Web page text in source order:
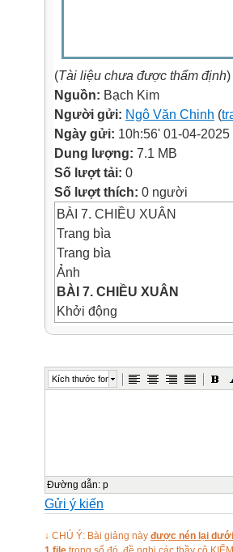
(Tài liệu chưa được thẩm định)
Nguồn: Bạch Kim
Người gửi: Ngô Văn Chinh (
Ngày gửi: 10h:56' 01-04-2025
Dung lượng: 7.1 MB
Số lượt tải: 0
Số lượt thích: 0 người
BÀI 7. CHIỀU XUÂN
Trang bìa
Trang bìa
Ảnh
BÀI 7. CHIỀU XUÂN
Khởi động
Thảo luận nhóm đôi Khi
đến điều gì? Chia sẻ những
Ảnh
Ảnh
Những câu ca dao, bài thơ về
Kích thước font
Đường dẫn: p
Gửi ý kiến
↓ CHÚ Ý: Bài giảng này được nén lại